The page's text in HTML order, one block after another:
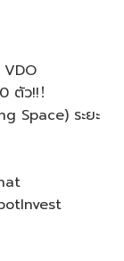
VDO
ว!!！
Space) ระยะ